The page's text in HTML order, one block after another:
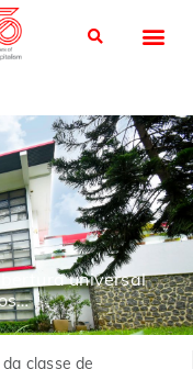
universal
classe de